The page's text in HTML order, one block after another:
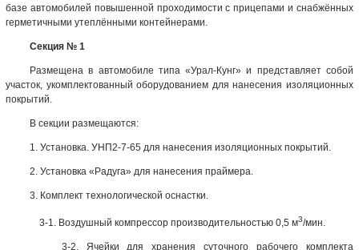
базе автомобилей повышенной проходимости с прицепами и снабжённых
герметичными утеплёнными контейнерами.
Секция № 1
Размещена в автомобиле типа «Урал-Кунг» и представляет собой
участок, укомплектованный оборудованием для нанесения изоляционных
покрытий.
В секции размещаются:
1. Установка. УНП2-7-65 для нанесения изоляционных покрытий
2. Установка «Радуга» для нанесения праймера
3. Комплект технологической оснастки.
3-1. Воздушный компрессор производительностью 0,5 м3/мин.
3-2. Ячейки для хранения суточного рабочего комплекта